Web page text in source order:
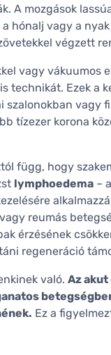
A mozgások
hónalj vagy a
végzett
vagy vákuumos
technikát. Ezek a
vagy
tízezer korona
függ, hogy
lymphoedema –
reumás
érzésének
regeneráció
való. Az
Ez a